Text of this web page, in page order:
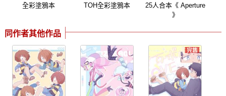
全彩塗鴉本
TOH全彩塗鴉本
25人合本《 Aperture
》
同作者其他作品